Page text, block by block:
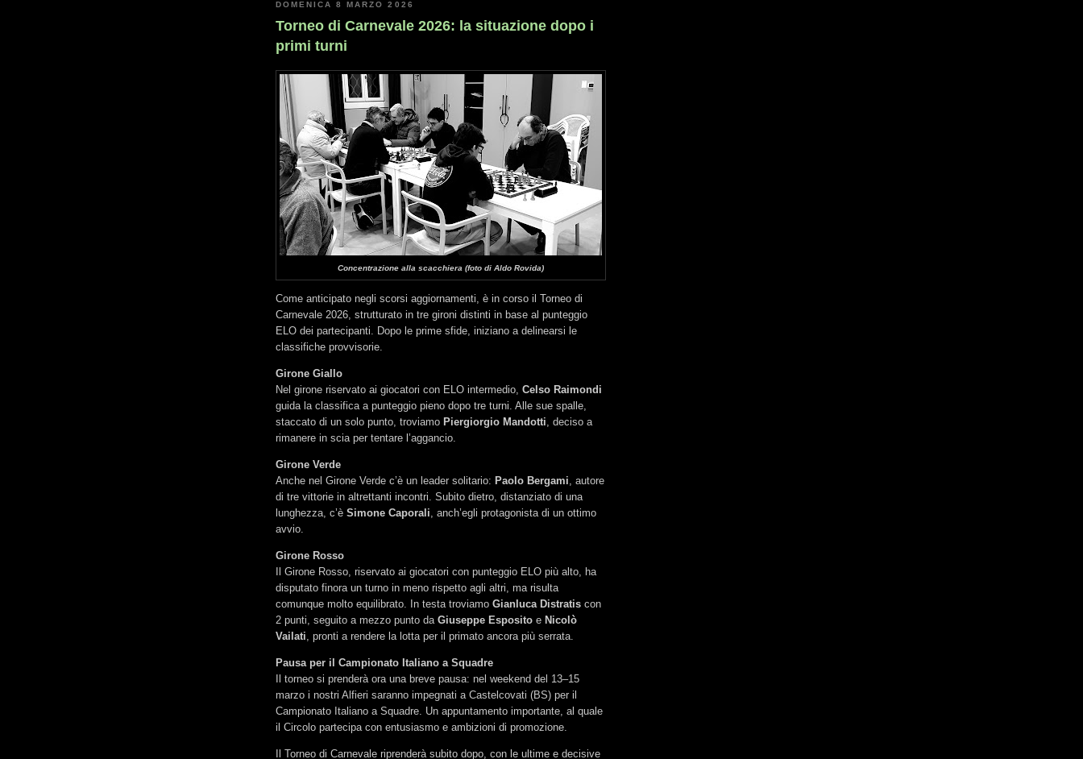
DOMENICA 8 MARZO 2026
Torneo di Carnevale 2026: la situazione dopo i
primi turni
Concentrazione alla scacchiera (foto di Aldo Rovida)
Come anticipato negli scorsi aggiornamenti, è in corso il Torneo di
Carnevale 2026, strutturato in tre gironi distinti in base al punteggio
ELO dei partecipanti. Dopo le prime sfide, iniziano a delinearsi le
classifiche provvisorie.
Girone Giallo
Nel girone riservato ai giocatori con ELO intermedio, Celso Raimondi
guida la classifica a punteggio pieno dopo tre turni. Alle sue spalle,
staccato di un solo punto, troviamo Piergiorgio Mandotti , deciso a
rimanere in scia per tentare l’aggancio.
Girone Verde
Anche nel Girone Verde c’è un leader solitario: Paolo Bergami , autore
di tre vittorie in altrettanti incontri. Subito dietro, distanziato di una
lunghezza, c’è Simone Caporali , anch’egli protagonista di un ottimo
avvio.
Girone Rosso
Il Girone Rosso, riservato ai giocatori con punteggio ELO più alto, ha
disputato finora un turno in meno rispetto agli altri, ma risulta
comunque molto equilibrato. In testa troviamo Gianluca Distratis con
2 punti, seguito a mezzo punto da Giuseppe Esposito e Nicolò
Vailati , pronti a rendere la lotta per il primato ancora più serrata.
Pausa per il Campionato Italiano a Squadre
Il torneo si prenderà ora una breve pausa: nel weekend del 13–15
marzo i nostri Alfieri saranno impegnati a Castelcovati (BS) per il
Campionato Italiano a Squadre. Un appuntamento importante, al quale
il Circolo partecipa con entusiasmo e ambizioni di promozione.
Il Torneo di Carnevale riprenderà subito dopo, con le ultime e decisive